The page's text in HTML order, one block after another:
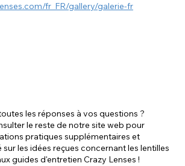
fr_FR/gallery/galerie-fr
les réponses à vos questions ?
le reste de notre site web pour
pratiques supplémentaires et
les idées reçues concernant les lentilles
guides d'entretien Crazy Lenses !